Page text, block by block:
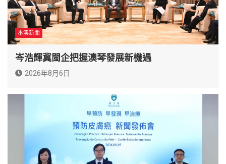
本澳新聞
岑浩輝冀閩企把握澳琴發展新機遇
2026年8月6日